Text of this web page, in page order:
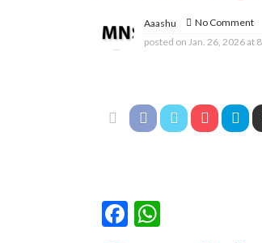
Aaashu
No Comment
posted on Jan. 26, 2026 at
Facebook